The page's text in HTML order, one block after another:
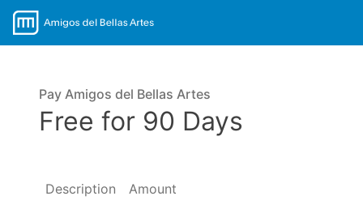
Pay Amigos del Bellas Artes
Free for 90 Days
Description
Amount